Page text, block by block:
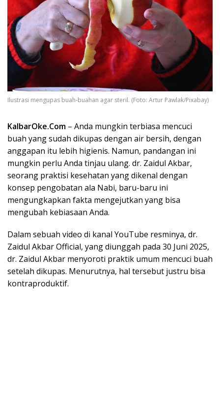
Ilustrasi mengupas buah-buahan agar steril. (Foto: Artur Pawlak/Pixabay)
KalbarOke.Com – Anda mungkin terbiasa mencuci
buah yang sudah dikupas dengan air bersih, dengan
anggapan itu lebih higienis. Namun, pandangan ini
mungkin perlu Anda tinjau ulang. dr. Zaidul Akbar,
seorang praktisi kesehatan yang dikenal dengan
konsep pengobatan ala Nabi, baru-baru ini
mengungkapkan fakta mengejutkan yang bisa
mengubah kebiasaan Anda.
Dalam sebuah video di kanal YouTube resminya, dr.
Zaidul Akbar Official, yang diunggah pada 30 Juni 2025,
dr. Zaidul Akbar menyoroti praktik umum mencuci buah
setelah dikupas. Menurutnya, hal tersebut justru bisa
kontraproduktif.